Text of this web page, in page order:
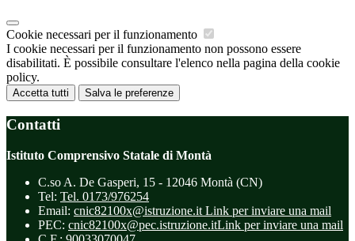
Cookie necessari per il funzionamento
I cookie necessari per il funzionamento non possono essere
disabilitati. È possibile consultare l'elenco nella pagina della cookie
policy.
Accetta tutti Salva le preferenze
Contatti
Istituto Comprensivo Statale di Montà
C.so A. De Gasperi, 15 - 12046 Montà (CN)
Tel: Tel. 0173/976254
Email: cnic82100x@istruzione.it Link per inviare una mail
PEC: cnic82100x@pec.istruzione.itLink per inviare una mail